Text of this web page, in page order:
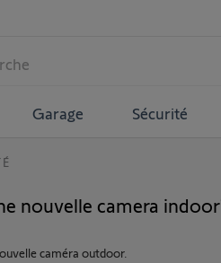
Garage Sécurité
nouvelle camera
caméra outdoor.